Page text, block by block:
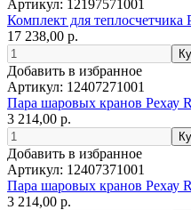
Артикул: 12197571001
Комплект для теплосчетчика
17 238,00 р.
Добавить в избранное
Артикул: 12407271001
Пара шаровых кранов Рехау
3 214,00 р.
Добавить в избранное
Артикул: 12407371001
Пара шаровых кранов Рехау
3 214,00 р.